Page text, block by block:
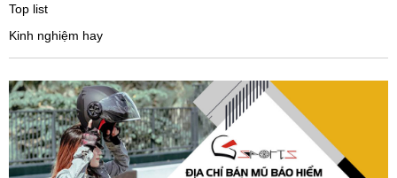
Top list
Kinh nghiệm hay